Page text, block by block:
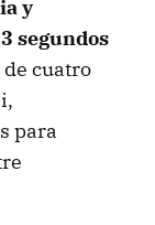
y
segundos
cuatro
para